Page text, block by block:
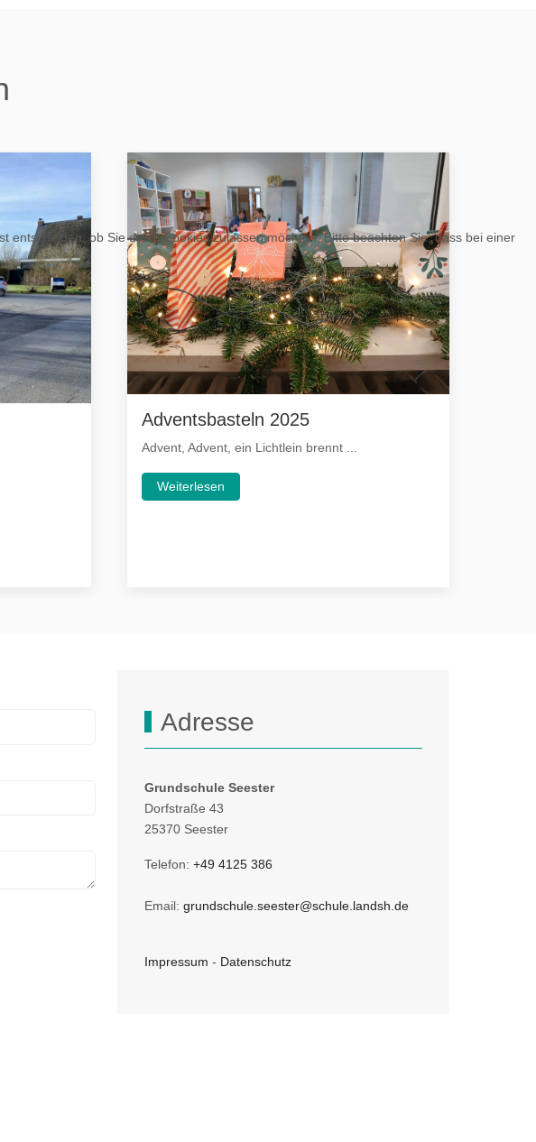
Adventsbasteln 2025
Advent, Advent, ein Lichtlein brennt ...
Weiterlesen
Adresse
Grundschule Seester
Dorfstraße 43
25370 Seester
Telefon: +49 4125 386
Email: grundschule.seester@schule.landsh.de
Impressum - Datenschutz
ob Sie diese Cookies zulassen möchten. Bitte beachten Sie, dass bei einer